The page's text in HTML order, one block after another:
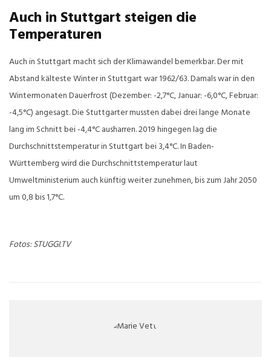
Auch in Stuttgart steigen die
Temperaturen
Auch in Stuttgart macht sich der Klimawandel bemerkbar. Der mit
Abstand kälteste Winter in Stuttgart war 1962/63. Damals war in den
Wintermonaten Dauerfrost (Dezember: -2,7°C, Januar: -6,0°C, Februar:
-4,5°C) angesagt. Die Stuttgarter mussten dabei drei lange Monate
lang im Schnitt bei -4,4°C ausharren. 2019 hingegen lag die
Durchschnittstemperatur in Stuttgart bei 3,4°C. In Baden-
Württemberg wird die Durchschnittstemperatur laut
Umweltministerium auch künftig weiter zunehmen, bis zum Jahr 2050
um 0,8 bis 1,7°C.
Fotos: STUGGI.TV